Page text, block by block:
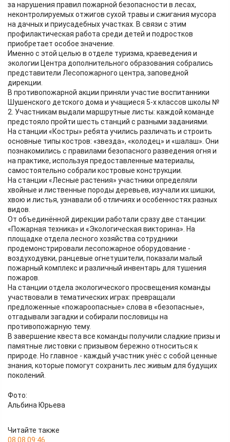
за нарушения правил пожарной безопасности в лесах,
неконтролируемых отжигов сухой травы и сжигания мусора
на дачных и приусадебных участках. В связи с этим
профилактическая работа среди детей и подростков
приобретает особое значение.
Именно с этой целью в отделе туризма, краеведения и
экологии Центра дополнительного образования собрались
представители Лесопожарного центра, заповедной
дирекции.
В противопожарной акции приняли участие воспитанники
Шушенского детского дома и учащиеся 5-х классов школы №
2. Участникам выдали маршрутные листы: каждой команде
предстояло пройти шесть станций с разными заданиями.
На станции «Костры» ребята учились различать и строить
основные типы костров: «звезда», «колодец» и «шалаш». Они
познакомились с правилами безопасного разведения огня и
на практике, используя предоставленные материалы,
самостоятельно собрали костровые конструкции.
На станции «Лесные растения» участники определяли
хвойные и лиственные породы деревьев, изучали их шишки,
хвою и листья, узнавали об отличиях и особенностях разных
видов.
От объединённой дирекции работали сразу две станции:
«Пожарная техника» и «Экологическая викторина». На
площадке отдела лесного хозяйства сотрудники
продемонстрировали лесопожарное оборудование -
воздуходувки, ранцевые огнетушители, показали малый
пожарный комплекс и различный инвентарь для тушения
пожаров.
На станции отдела экологического просвещения команды
участвовали в тематических играх: превращали
предложенные «пожароопасные» слова в «безопасные»,
отгадывали загадки и собирали пословицы на
противопожарную тему.
В завершение квеста все команды получили сладкие призы и
памятные листовки с призывом бережно относиться к
природе. Но главное - каждый участник унёс с собой ценные
знания, которые помогут сохранить лес живым для будущих
поколений.
Фото:
Альбина Юрьева
Читайте также
08.08 09:46